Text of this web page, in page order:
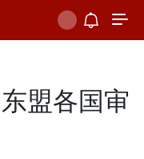
盟各国审